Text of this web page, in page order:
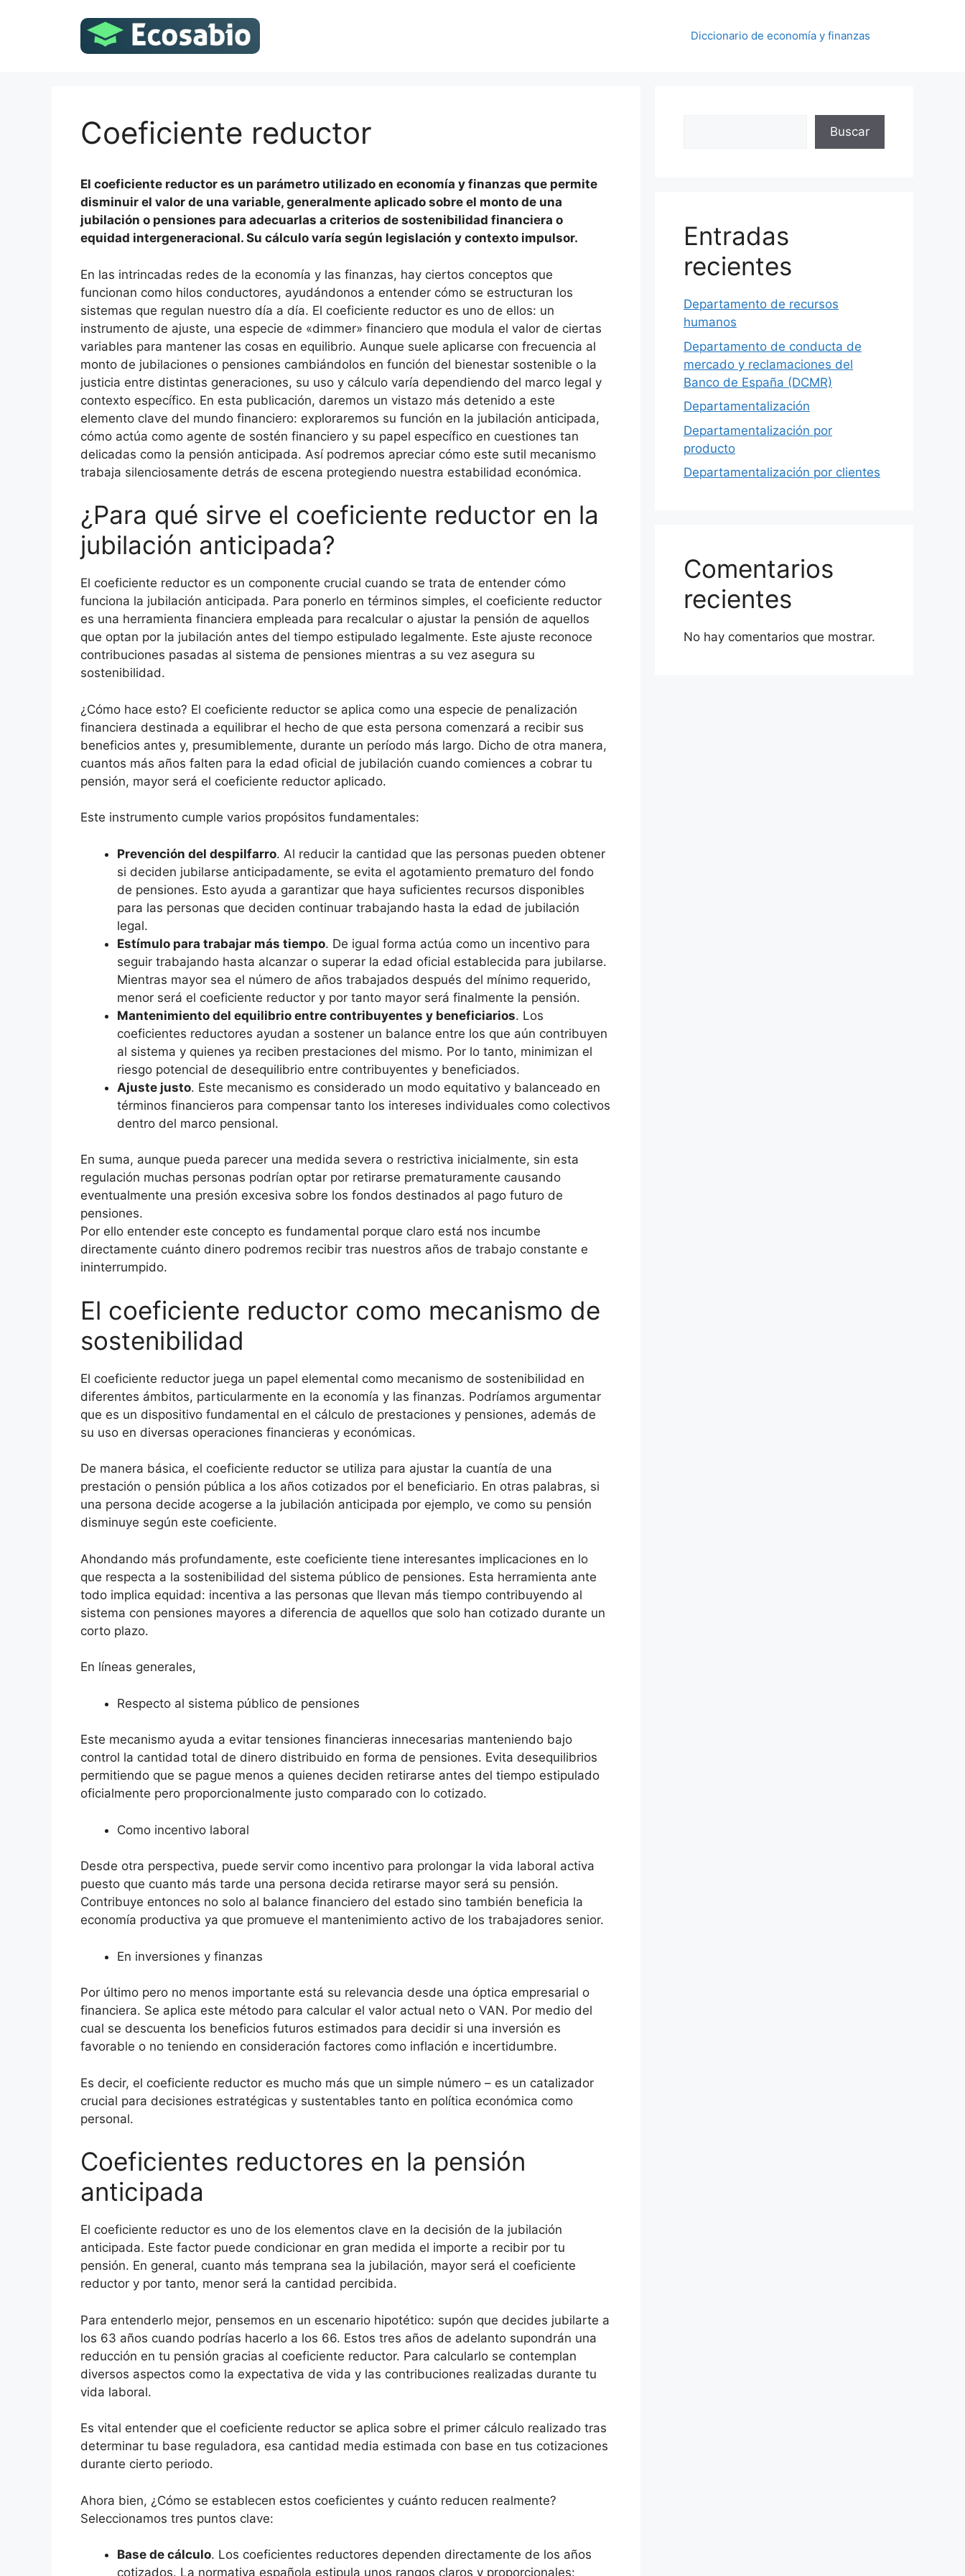
Diccionario de economía y finanzas
Coeficiente reductor
El coeficiente reductor es un parámetro utilizado en economía y finanzas que permite
disminuir el valor de una variable, generalmente aplicado sobre el monto de una
jubilación o pensiones para adecuarlas a criterios de sostenibilidad financiera o
equidad intergeneracional. Su cálculo varía según legislación y contexto impulsor.
En las intrincadas redes de la economía y las finanzas, hay ciertos conceptos que
funcionan como hilos conductores, ayudándonos a entender cómo se estructuran los
sistemas que regulan nuestro día a día. El coeficiente reductor es uno de ellos: un
instrumento de ajuste, una especie de «dimmer» financiero que modula el valor de ciertas
variables para mantener las cosas en equilibrio. Aunque suele aplicarse con frecuencia al
monto de jubilaciones o pensiones cambiándolos en función del bienestar sostenible o la
justicia entre distintas generaciones, su uso y cálculo varía dependiendo del marco legal y
contexto específico. En esta publicación, daremos un vistazo más detenido a este
elemento clave del mundo financiero: exploraremos su función en la jubilación anticipada,
cómo actúa como agente de sostén financiero y su papel específico en cuestiones tan
delicadas como la pensión anticipada. Así podremos apreciar cómo este sutil mecanismo
trabaja silenciosamente detrás de escena protegiendo nuestra estabilidad económica.
¿Para qué sirve el coeficiente reductor en la
jubilación anticipada?
El coeficiente reductor es un componente crucial cuando se trata de entender cómo
funciona la jubilación anticipada. Para ponerlo en términos simples, el coeficiente reductor
es una herramienta financiera empleada para recalcular o ajustar la pensión de aquellos
que optan por la jubilación antes del tiempo estipulado legalmente. Este ajuste reconoce
contribuciones pasadas al sistema de pensiones mientras a su vez asegura su
sostenibilidad.
¿Cómo hace esto? El coeficiente reductor se aplica como una especie de penalización
financiera destinada a equilibrar el hecho de que esta persona comenzará a recibir sus
beneficios antes y, presumiblemente, durante un período más largo. Dicho de otra manera,
cuantos más años falten para la edad oficial de jubilación cuando comiences a cobrar tu
pensión, mayor será el coeficiente reductor aplicado.
Este instrumento cumple varios propósitos fundamentales:
Prevención del despilfarro. Al reducir la cantidad que las personas pueden obtener
si deciden jubilarse anticipadamente, se evita el agotamiento prematuro del fondo
de pensiones. Esto ayuda a garantizar que haya suficientes recursos disponibles
para las personas que deciden continuar trabajando hasta la edad de jubilación
legal.
Estímulo para trabajar más tiempo. De igual forma actúa como un incentivo para
seguir trabajando hasta alcanzar o superar la edad oficial establecida para jubilarse.
Mientras mayor sea el número de años trabajados después del mínimo requerido,
menor será el coeficiente reductor y por tanto mayor será finalmente la pensión.
Mantenimiento del equilibrio entre contribuyentes y beneficiarios. Los
coeficientes reductores ayudan a sostener un balance entre los que aún contribuyen
al sistema y quienes ya reciben prestaciones del mismo. Por lo tanto, minimizan el
riesgo potencial de desequilibrio entre contribuyentes y beneficiados.
Ajuste justo. Este mecanismo es considerado un modo equitativo y balanceado en
términos financieros para compensar tanto los intereses individuales como colectivos
dentro del marco pensional.
En suma, aunque pueda parecer una medida severa o restrictiva inicialmente, sin esta
regulación muchas personas podrían optar por retirarse prematuramente causando
eventualmente una presión excesiva sobre los fondos destinados al pago futuro de
pensiones.
Por ello entender este concepto es fundamental porque claro está nos incumbe
directamente cuánto dinero podremos recibir tras nuestros años de trabajo constante e
ininterrumpido.
El coeficiente reductor como mecanismo de
sostenibilidad
El coeficiente reductor juega un papel elemental como mecanismo de sostenibilidad en
diferentes ámbitos, particularmente en la economía y las finanzas. Podríamos argumentar
que es un dispositivo fundamental en el cálculo de prestaciones y pensiones, además de
su uso en diversas operaciones financieras y económicas.
De manera básica, el coeficiente reductor se utiliza para ajustar la cuantía de una
prestación o pensión pública a los años cotizados por el beneficiario. En otras palabras, si
una persona decide acogerse a la jubilación anticipada por ejemplo, ve como su pensión
disminuye según este coeficiente.
Ahondando más profundamente, este coeficiente tiene interesantes implicaciones en lo
que respecta a la sostenibilidad del sistema público de pensiones. Esta herramienta ante
todo implica equidad: incentiva a las personas que llevan más tiempo contribuyendo al
sistema con pensiones mayores a diferencia de aquellos que solo han cotizado durante un
corto plazo.
En líneas generales,
Respecto al sistema público de pensiones
Este mecanismo ayuda a evitar tensiones financieras innecesarias manteniendo bajo
control la cantidad total de dinero distribuido en forma de pensiones. Evita desequilibrios
permitiendo que se pague menos a quienes deciden retirarse antes del tiempo estipulado
oficialmente pero proporcionalmente justo comparado con lo cotizado.
Como incentivo laboral
Desde otra perspectiva, puede servir como incentivo para prolongar la vida laboral activa
puesto que cuanto más tarde una persona decida retirarse mayor será su pensión.
Contribuye entonces no solo al balance financiero del estado sino también beneficia la
economía productiva ya que promueve el mantenimiento activo de los trabajadores senior.
En inversiones y finanzas
Por último pero no menos importante está su relevancia desde una óptica empresarial o
financiera. Se aplica este método para calcular el valor actual neto o VAN. Por medio del
cual se descuenta los beneficios futuros estimados para decidir si una inversión es
favorable o no teniendo en consideración factores como inflación e incertidumbre.
Es decir, el coeficiente reductor es mucho más que un simple número – es un catalizador
crucial para decisiones estratégicas y sustentables tanto en política económica como
personal.
Coeficientes reductores en la pensión
anticipada
El coeficiente reductor es uno de los elementos clave en la decisión de la jubilación
anticipada. Este factor puede condicionar en gran medida el importe a recibir por tu
pensión. En general, cuanto más temprana sea la jubilación, mayor será el coeficiente
reductor y por tanto, menor será la cantidad percibida.
Para entenderlo mejor, pensemos en un escenario hipotético: supón que decides jubilarte a
los 63 años cuando podrías hacerlo a los 66. Estos tres años de adelanto supondrán una
reducción en tu pensión gracias al coeficiente reductor. Para calcularlo se contemplan
diversos aspectos como la expectativa de vida y las contribuciones realizadas durante tu
vida laboral.
Es vital entender que el coeficiente reductor se aplica sobre el primer cálculo realizado tras
determinar tu base reguladora, esa cantidad media estimada con base en tus cotizaciones
durante cierto periodo.
Ahora bien, ¿Cómo se establecen estos coeficientes y cuánto reducen realmente?
Seleccionamos tres puntos clave:
Base de cálculo. Los coeficientes reductores dependen directamente de los años
cotizados. La normativa española estipula unos rangos claros y proporcionales:
Buscar
Entradas
recientes
Departamento de recursos
humanos
Departamento de conducta de
mercado y reclamaciones del
Banco de España (DCMR)
Departamentalización
Departamentalización por
producto
Departamentalización por clientes
Comentarios
recientes
No hay comentarios que mostrar.